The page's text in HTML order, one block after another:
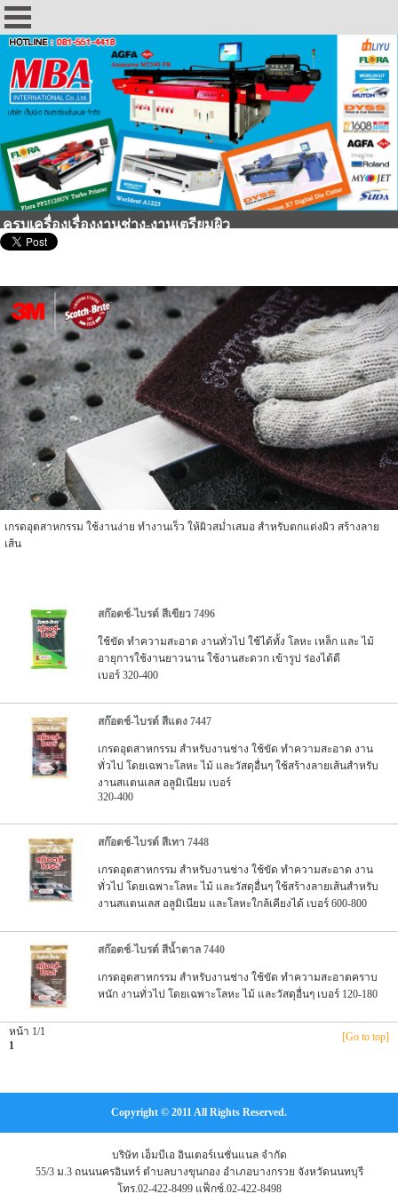
ครบเครื่องเรื่องงานช่าง-งานเตรียมผิว
เกรดอุตสาหกรรม ใช้งานง่าย ทำงานเร็ว ให้ผิวสม่ำเสมอ สำหรับตกแต่งผิว สร้างลาย
เส้น
สก๊อตช์-ไบรต์ สีเขียว 7496
ใช้ขัด ทำความสะอาด งานทั่วไป ใช้ได้ทั้ง โลหะ เหล็ก และ ไม้
อายุการใช้งานยาวนาน ใช้งานสะดวก เข้ารูป ร่องได้ดี
เบอร์ 320-400
สก๊อตช์-ไบรต์ สีแดง 7447
เกรดอุตสาหกรรม สำหรับงานช่าง ใช้ขัด ทำความสะอาด งาน
ทั่วไป โดยเฉพาะโลหะ ไม้ และวัสดุอื่นๆ ใช้สร้างลายเส้นสำหรับ
งานสแตนเลส อลูมิเนียม เบอร์
320-400
สก๊อตช์-ไบรต์ สีเทา 7448
เกรดอุตสาหกรรม สำหรับงานช่าง ใช้ขัด ทำความสะอาด งาน
ทั่วไป โดยเฉพาะโลหะ ไม้ และวัสดุอื่นๆ ใช้สร้างลายเส้นสำหรับ
งานสแตนเลส อลูมิเนียม และโลหะใกล้เคียงได้ เบอร์ 600-800
สก๊อตช์-ไบรต์ สีน้ำตาล 7440
เกรดอุตสาหกรรม สำหรับงานช่าง ใช้ขัด ทำความสะอาดคราบ
หนัก งานทั่วไป โดยเฉพาะโลหะ ไม้ และวัสดุอื่นๆ เบอร์ 120-180
หน้า 1/1
1
[Go to top]
Copyright © 2011 All Rights Reserved.
บริษัท เอ็มบีเอ อินเตอร์เนชั่นแนล จำกัด
55/3 ม.3 ถนนนครอินทร์ ตำบลบางขุนกอง อำเภอบางกรวย จังหวัดนนทบุรี
โทร.02-422-8499 แฟ็กซ์.02-422-8498